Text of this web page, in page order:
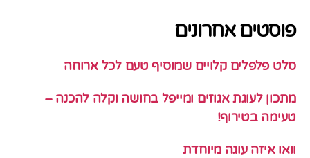
פוסטים אחרונים
סלט פלפלים קלויים שמוסיף טעם לכל ארוחה
מתכון לעוגת אגוזים ומייפל בחושה וקלה להכנה –
טעימה בטירוף!
וואו איזה עוגה מיוחדת